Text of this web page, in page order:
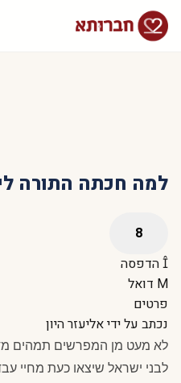
למה חכתה התורה
הדפסה
דואל
פרטים
נכתב על ידיאליעזר היון
לא מעט מן המפרשים תמהים
לבני ישראל שיצאו כעת מחיי